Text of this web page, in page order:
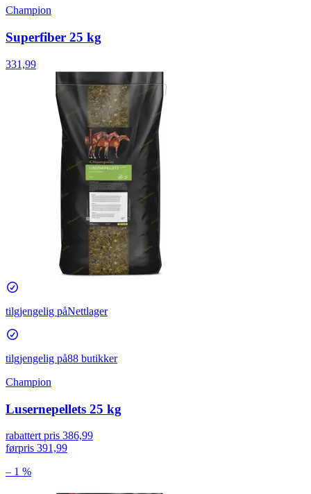
Champion
Superfiber 25 kg
331,99
tilgjengelig påNettlager
tilgjengelig på88 butikker
Champion
Lusernepellets 25 kg
rabattert pris 386,99
førpris 391,99
– 1 %